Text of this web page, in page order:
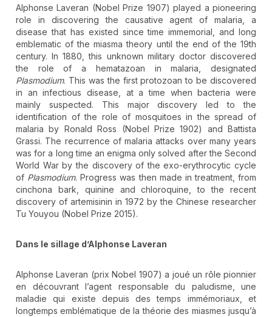
Alphonse Laveran (Nobel Prize 1907) played a pioneering
role in discovering the causative agent of malaria, a
disease that has existed since time immemorial, and long
emblematic of the miasma theory until the end of the 19th
century. In 1880, this unknown military doctor discovered
the role of a hematazoan in malaria, designated
Plasmodium. This was the first protozoan to be discovered
in an infectious disease, at a time when bacteria were
mainly suspected. This major discovery led to the
identification of the role of mosquitoes in the spread of
malaria by Ronald Ross (Nobel Prize 1902) and Battista
Grassi. The recurrence of malaria attacks over many years
was for a long time an enigma only solved after the Second
World War by the discovery of the exo-erythrocytic cycle
of Plasmodium. Progress was then made in treatment, from
cinchona bark, quinine and chloroquine, to the recent
discovery of artemisinin in 1972 by the Chinese researcher
Tu Youyou (Nobel Prize 2015).
Dans le sillage d’Alphonse Laveran
Alphonse Laveran (prix Nobel 1907) a joué un rôle pionnier
en découvrant l’agent responsable du paludisme, une
maladie qui existe depuis des temps immémoriaux, et
longtemps emblématique de la théorie des miasmes jusqu’à